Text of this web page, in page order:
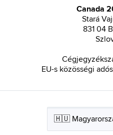
Canada
Stará
831 04
EU-s közösségi